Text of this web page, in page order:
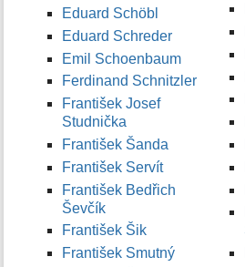
Eduard Schöbl
Eduard Schreder
Emil Schoenbaum
Ferdinand Schnitzler
František Josef
Studnička
František Šanda
František Servít
František Bedřich
Ševčík
František Šik
František Smutný